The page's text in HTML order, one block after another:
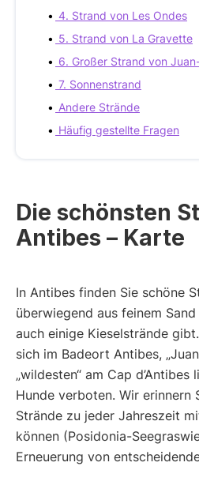
4. Strand von Les Ondes
5. Strand von La Gravette
6. Großer Strand von
7. Sonnenstrand
Andere Strände
Häufig gestellte Fragen
Die schönsten
Antibes – Karte
In Antibes finden Sie schöne
überwiegend aus feinem
auch einige Kieselstrände
sich im Badeort Antibes,
„wildesten“ am Cap
Hunde verboten. Wir erinnern
Strände zu jeder Jahreszeit
können (Posidonia-
Erneuerung von